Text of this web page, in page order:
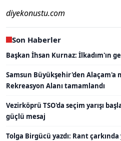
diyekonustu.com
Son Haberler
Başkan İhsan Kurnaz: İlkadım'ın
Samsun Büyükşehir'den Alaçam'a
Rekreasyon Alanı tamamlandı
Vezirköprü TSO'da seçim yarışı
güçlü mesaj
Tolga Birgücü yazdı: Rant